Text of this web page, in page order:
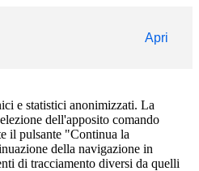
Apri
e statistici anonimizzati. La
dell'apposito comando
il pulsante "Continua la
della navigazione in
di tracciamento diversi da quelli